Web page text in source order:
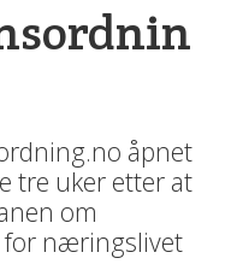
åpnet
tre uker etter at
om
for næringslivet